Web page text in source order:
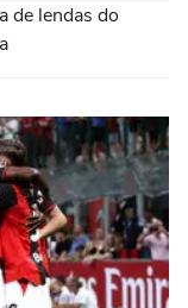
de lendas do